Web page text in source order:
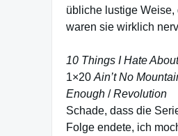
übliche lustige Weise,
waren sie wirklich
10 Things I Hate
1×20 Ain’t No
Enough /Revolution
Schade, dass die
Folge endete, ich